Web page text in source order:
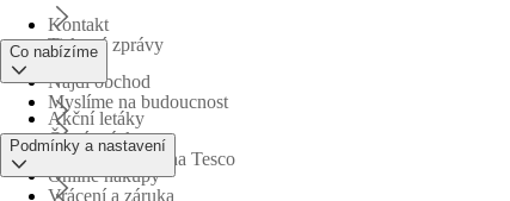
Tiskové zprávy
Myslíme na budoucnost
Obchodní skupina Tesco
Kontakt
Najdi obchod
Časté otázky
Vrácení a záruka
Co nabízíme
Akční letáky
Online nákupy
Podmínky a nastavení